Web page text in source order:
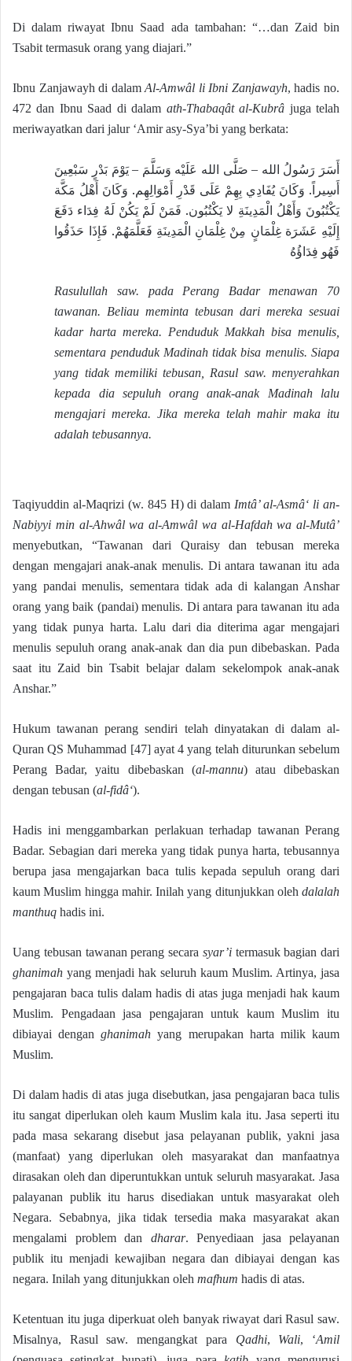
Di dalam riwayat Ibnu Saad ada tambahan: “…dan Zaid bin
Tsabit termasuk orang yang diajari.”
Ibnu Zanjawayh di dalamAl-Amwâl li Ibni Zanjawayh, hadis no.
472 dan Ibnu Saad di dalam ath-Thabaqât al-Kubrâ juga telah
meriwayatkan dari jalur ‘Amir asy-Sya’bi yang berkata:
أَسَرَ رَسُولُ الله – صَلَّى الله عَلَيْه وَسَلَّمَ – يَوْمَ بَدْرٍ سَبْعِينَ
أَسِيراً. وَكَانَ يُفَادِي بِهِمْ عَلَى قَدْرِ أَمْوَالِهِم. وَكَانَ أَهْلُ مَكَّة
يَكْتُبُونَ وَأَهْلُ الْمَدِينَةِ لا يَكْتُبُون. فَمَنْ لَمْ يَكُنْ لَهُ فِدَاء دَفَعَ
إِلَيْهِ عَشَرَة غِلْمَانٍ مِنْ غِلْمَانِ الْمَدِينَةِ فَعَلَّمَهُمْ. فَإِذَا حَذَقُوا
فَهُو فِدَاؤُهُ
Rasulullah saw. pada Perang Badar menawan 70
tawanan. Beliau meminta tebusan dari mereka sesuai
kadar harta mereka. Penduduk Makkah bisa menulis,
sementara penduduk Madinah tidak bisa menulis. Siapa
yang tidak memiliki tebusan, Rasul saw. menyerahkan
kepada dia sepuluh orang anak-anak Madinah lalu
mengajari mereka. Jika mereka telah mahir maka itu
adalah tebusannya.
Taqiyuddin al-Maqrizi (w. 845 H) di dalam Imtâ’ al-Asmâ‘ li an-
Nabiyyi min al-Ahwâl wa al-Amwâl wa al-Hafdah wa al-Mutâ’
menyebutkan, “Tawanan dari Quraisy dan tebusan mereka
dengan mengajari anak-anak menulis. Di antara tawanan itu ada
yang pandai menulis, sementara tidak ada di kalangan Anshar
orang yang baik (pandai) menulis. Di antara para tawanan itu ada
yang tidak punya harta. Lalu dari dia diterima agar mengajari
menulis sepuluh orang anak-anak dan dia pun dibebaskan. Pada
saat itu Zaid bin Tsabit belajar dalam sekelompok anak-anak
Anshar.”
Hukum tawanan perang sendiri telah dinyatakan di dalam al-
Quran QS Muhammad [47] ayat 4 yang telah diturunkan sebelum
Perang Badar, yaitu dibebaskan (al-mannu) atau dibebaskan
dengan tebusan (al-fidâ‘).
Hadis ini menggambarkan perlakuan terhadap tawanan Perang
Badar. Sebagian dari mereka yang tidak punya harta, tebusannya
berupa jasa mengajarkan baca tulis kepada sepuluh orang dari
kaum Muslim hingga mahir. Inilah yang ditunjukkan oleh dalalah
manthuq hadis ini.
Uang tebusan tawanan perang secara syar’itermasuk bagian dari
ghanimah yang menjadi hak seluruh kaum Muslim. Artinya, jasa
pengajaran baca tulis dalam hadis di atas juga menjadi hak kaum
Muslim. Pengadaan jasa pengajaran untuk kaum Muslim itu
dibiayai denganghanimah yang merupakan harta milik kaum
Muslim.
Di dalam hadis di atas juga disebutkan, jasa pengajaran baca tulis
itu sangat diperlukan oleh kaum Muslim kala itu. Jasa seperti itu
pada masa sekarang disebut jasa pelayanan publik, yakni jasa
(manfaat) yang diperlukan oleh masyarakat dan manfaatnya
dirasakan oleh dan diperuntukkan untuk seluruh masyarakat. Jasa
palayanan publik itu harus disediakan untuk masyarakat oleh
Negara. Sebabnya, jika tidak tersedia maka masyarakat akan
mengalami problem dan dharar. Penyediaan jasa pelayanan
publik itu menjadi kewajiban negara dan dibiayai dengan kas
negara. Inilah yang ditunjukkan oleh mafhum hadis di atas.
Ketentuan itu juga diperkuat oleh banyak riwayat dari Rasul saw.
Misalnya, Rasul saw. mengangkat para Qadhi, Wali, ‘Amil